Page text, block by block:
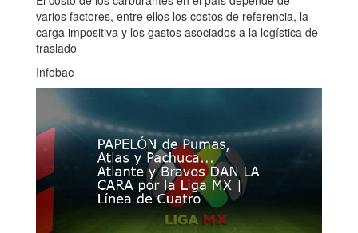
varios factores, entre ellos los costos de referencia, la
carga impositiva y los gastos asociados a la logística de
traslado
Infobae